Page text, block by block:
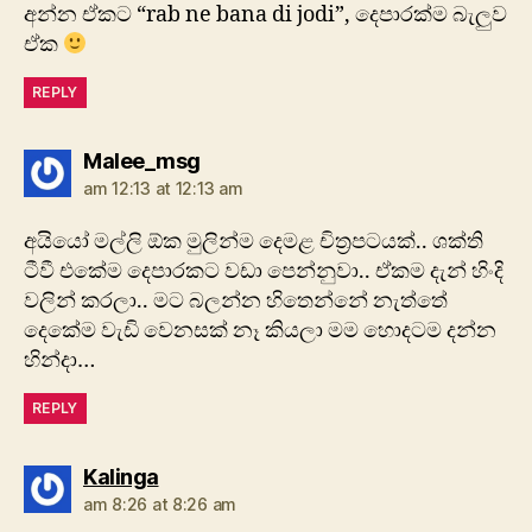
අන්න ඒකට “rab ne bana di jodi”, දෙපාරක්ම බැලුව
ඒක
REPLY
Malee_msgsays:
am 12:13 at 12:13 am
අයියෝ මල්ලි ඕක මුලින්ම දෙමළ චිත්‍රපටයක්.. ශක්ති
ටීවී එකේම දෙපාරකට වඩා පෙන්නුවා.. ඒකම දැන් හිංදි
වලින් කරලා.. මට බලන්න හිතෙන්නේ නැත්තේ
දෙකේම වැඩි වෙනසක් නෑ කියලා මම හොදටම දන්න
හින්දා…
REPLY
Kalingasays:
am 8:26 at 8:26 am